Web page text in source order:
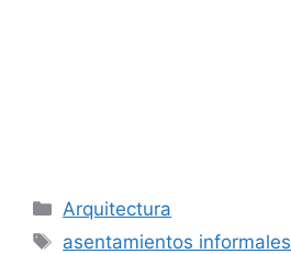
Categorías
Arquitectura
Etiquetas
asentamientos informales